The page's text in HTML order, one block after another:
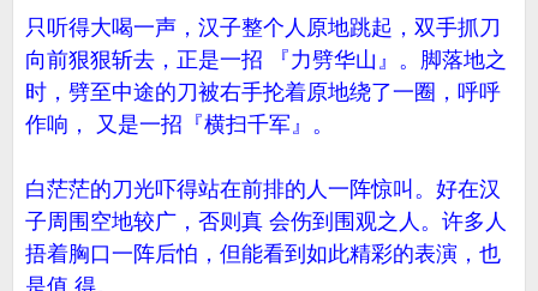
只听得大喝一声，汉子整个人原地跳起，双手抓刀
向前狠狠斩去，正是一招 『力劈华山』。脚落地之
时，劈至中途的刀被右手抡着原地绕了一圈，呼呼
作响， 又是一招『横扫千军』。
白茫茫的刀光吓得站在前排的人一阵惊叫。好在汉
子周围空地较广，否则真 会伤到围观之人。许多人
捂着胸口一阵后怕，但能看到如此精彩的表演，也
是值 得。